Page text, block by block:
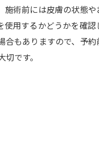
施術前には皮膚の状態
使用するかどうかを確
合もありますので、予
です。